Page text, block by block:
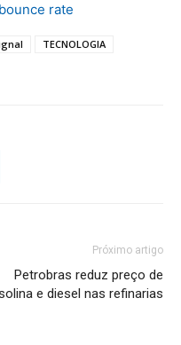
rate
TECNOLOGIA
Próximo artigo
Petrobras reduz preço de
e diesel nas refinarias